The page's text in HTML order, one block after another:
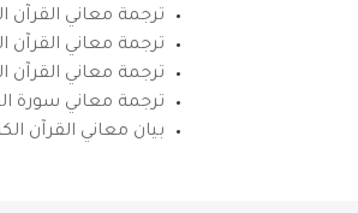
ترجمة معاني القرآن
ترجمة معاني القرآن
ترجمة معاني القرآن
ترجمة معاني سورة
بيان معاني القرآن